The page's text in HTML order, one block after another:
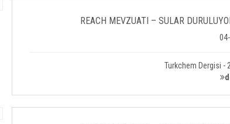
REACH MEVZUATI – SULAR
Turkchem Dergisi -